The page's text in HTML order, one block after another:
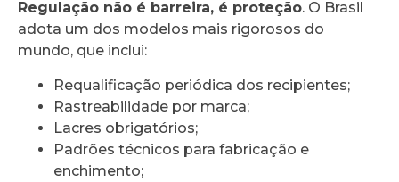
Regulação não é barreira, é proteção. O Brasil
adota um dos modelos mais rigorosos do
mundo, que inclui:
Requalificação periódica dos recipientes;
Rastreabilidade por marca;
Lacres obrigatórios;
Padrões técnicos para fabricação e
enchimento;